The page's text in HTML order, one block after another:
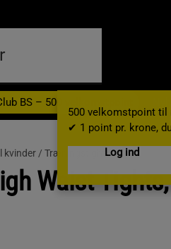
500 velkomstpoint til
✔ 1 point pr. krone,
Log ind
BS – 500 velkomstpoint
kvinder / Træningstights
Waist